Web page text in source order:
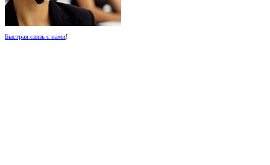
Быстрая связь с нами!